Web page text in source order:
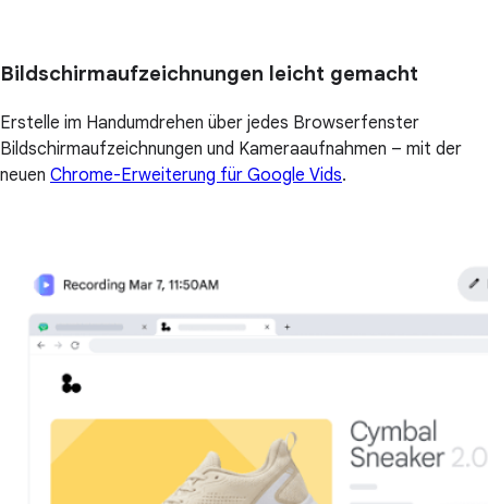
Bildschirmaufzeichnungen leicht gemacht
Erstelle im Handumdrehen über jedes Browserfenster
Bildschirmaufzeichnungen und Kameraaufnahmen – mit der
neuen Chrome-Erweiterung für Google Vids.